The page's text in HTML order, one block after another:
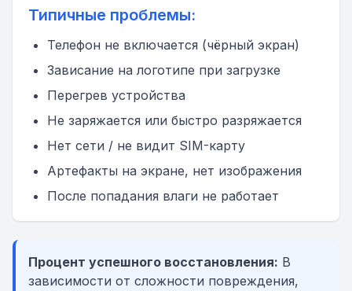
Типичные проблемы:
Телефон не включается (чёрный экран)
Зависание на логотипе при загрузке
Перегрев устройства
Не заряжается или быстро разряжается
Нет сети / не видит SIM-карту
Артефакты на экране, нет изображения
После попадания влаги не работает
Процент успешного восстановления: В
зависимости от сложности повреждения,